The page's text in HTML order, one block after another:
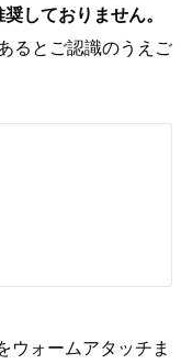
奨しておりません。
るとご認識のうえご
ウォームアタッチま